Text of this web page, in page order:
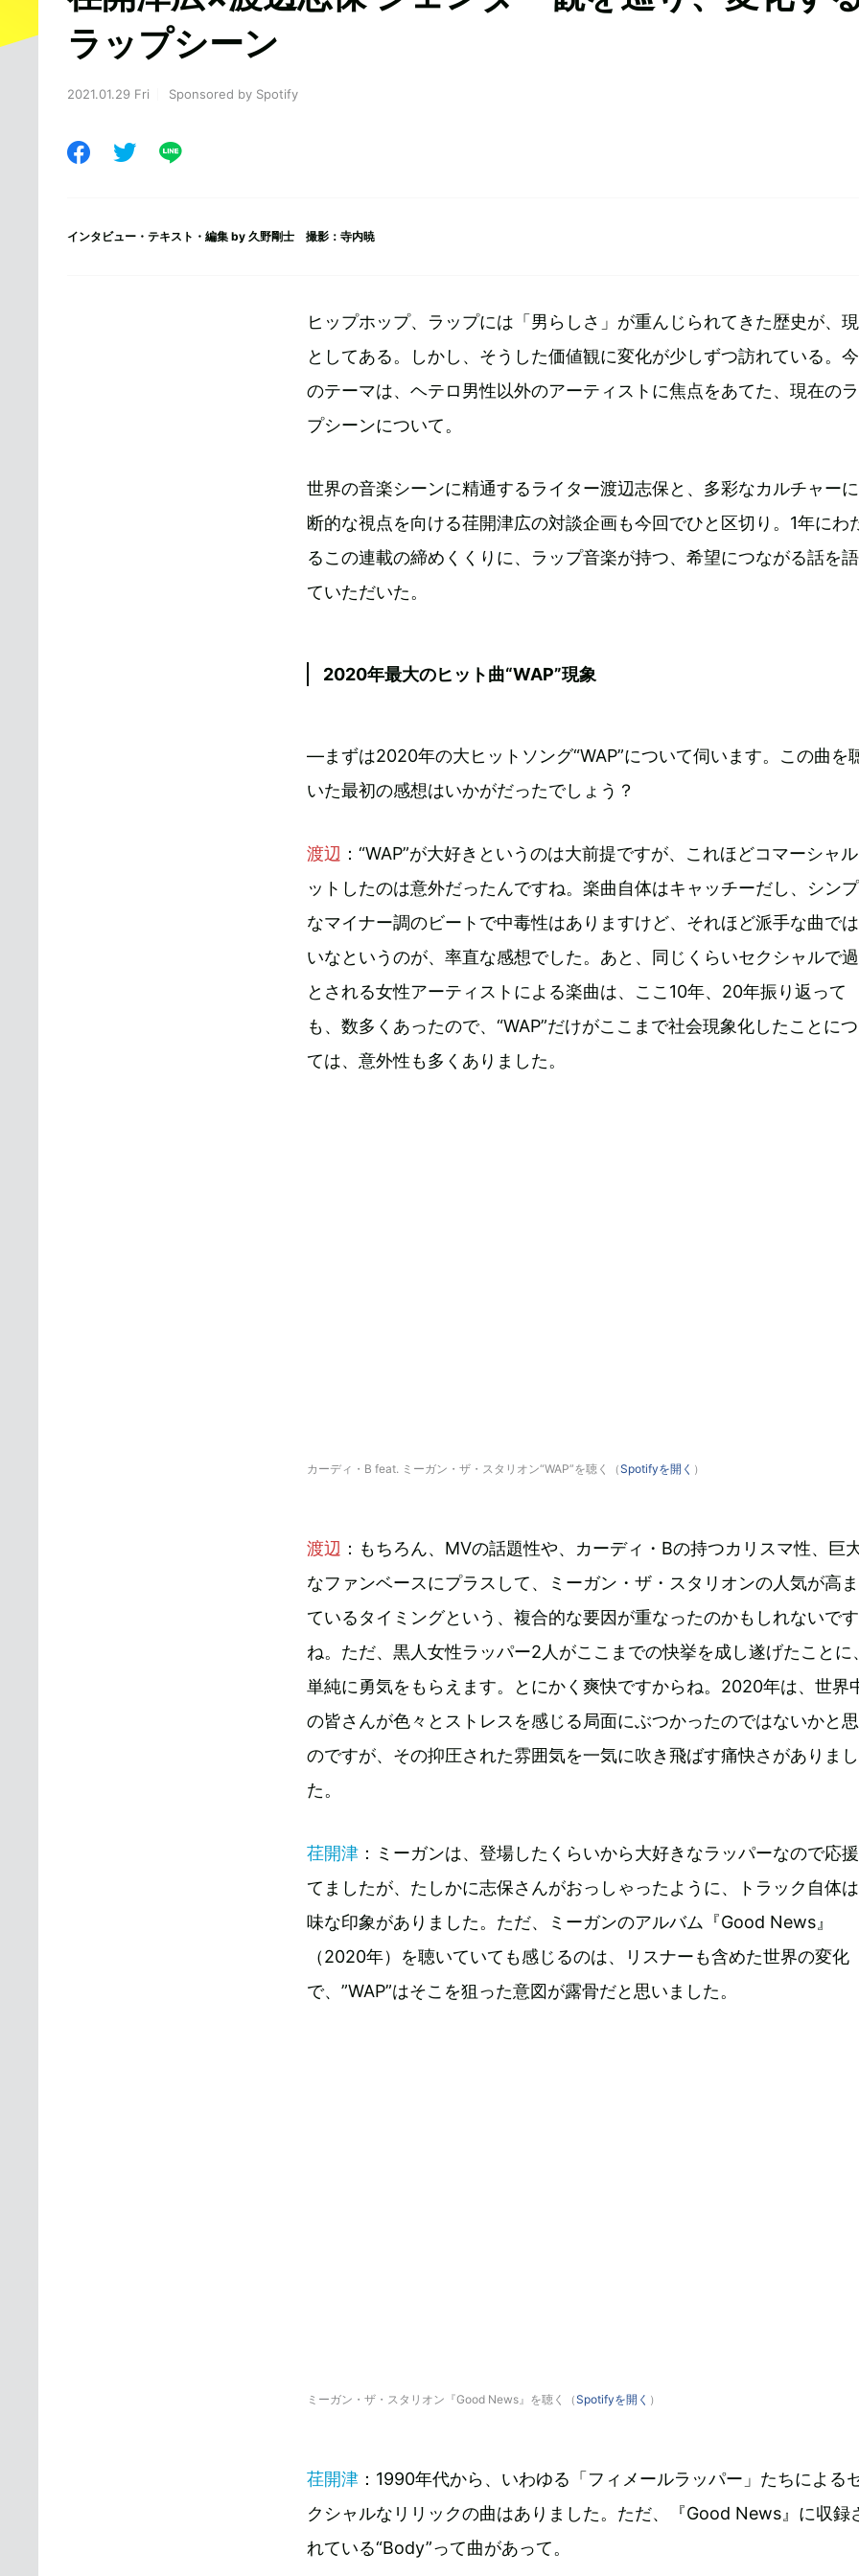
ラップシーン
2021.01.29 Fri Sponsored by Spotify
インタビュー・テキスト・編集 by 久野剛士 撮影：寺内暁
ヒップホップ、ラップには「男らしさ」が重んじられてきた歴史が、
としてある。しかし、そうした価値観に変化が少しずつ訪れている。
のテーマは、ヘテロ男性以外のアーティストに焦点をあてた、現在の
プシーンについて。
世界の音楽シーンに精通するライター渡辺志保と、多彩なカルチャー
断的な視点を向ける荏開津広の対談企画も今回でひと区切り。1年にわ
るこの連載の締めくくりに、ラップ音楽が持つ、希望につながる話を
ていただいた。
2020年最大のヒット曲“WAP”現象
―まずは2020年の大ヒットソング“WAP”について伺います。この曲を
いた最初の感想はいかがだったでしょう？
渡辺 ：“WAP”が大好きというのは大前提ですが、これほどコマーシャ
ットしたのは意外だったんですね。楽曲自体はキャッチーだし、シン
なマイナー調のビートで中毒性はありますけど、それほど派手な曲で
いなというのが、率直な感想でした。あと、同じくらいセクシャルで
とされる女性アーティストによる楽曲は、ここ10年、20年振り返って
も、数多くあったので、“WAP”だけがここまで社会現象化したことに
ては、意外性も多くありました。
カーディ・B feat. ミーガン・ザ・スタリオン“WAP”を聴く（Spotifyを開く ）
渡辺 ：もちろん、MVの話題性や、カーディ・Bの持つカリスマ性、巨
なファンベースにプラスして、ミーガン・ザ・スタリオンの人気が高
ているタイミングという、複合的な要因が重なったのかもしれないです
ね。ただ、黒人女性ラッパー2人がここまでの快挙を成し遂げたことに、
単純に勇気をもらえます。とにかく爽快ですからね。2020年は、世界
の皆さんが色々とストレスを感じる局面にぶつかったのではないかと思
のですが、その抑圧された雰囲気を一気に吹き飛ばす痛快さがありまし
た。
荏開津 ：ミーガンは、登場したくらいから大好きなラッパーなので応
てましたが、たしかに志保さんがおっしゃったように、トラック自体
味な印象がありました。ただ、ミーガンのアルバム『Good News』
（2020年）を聴いていても感じるのは、リスナーも含めた世界の変化
で、”WAP”はそこを狙った意図が露骨だと思いました。
ミーガン・ザ・スタリオン『Good News』を聴く（Spotifyを開く ）
荏開津 ：1990年代から、いわゆる「フィメールラッパー」たちによる
クシャルなリリックの曲はありました。ただ、『Good News』に収録
れている“Body”って曲があって。